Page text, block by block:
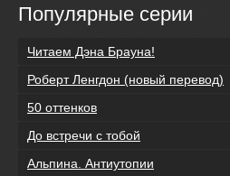
Популярные серии
Читаем Дэна Брауна!
Роберт Ленгдон (новый перевод)
50 оттенков
До встречи с тобой
Альпина. Антиутопии